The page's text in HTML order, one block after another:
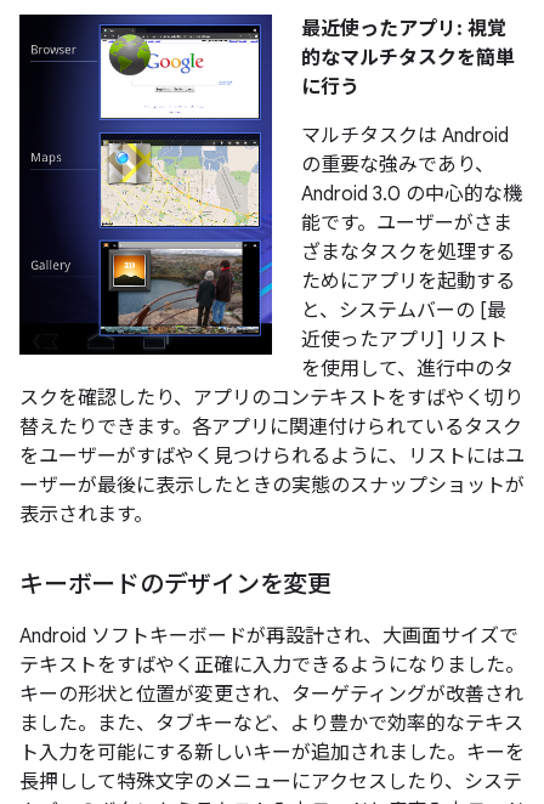
最近使ったアプリ: 視覚
的なマルチタスクを簡単
に行う
マルチタスクは Android
の重要な強みであり、
Android 3.0 の中心的な機
能です。ユーザーがさま
ざまなタスクを処理する
ためにアプリを起動する
と、システムバーの [最
近使ったアプリ] リスト
を使用して、進行中のタ
スクを確認したり、アプリのコンテキストをすばやく切り
替えたりできます。各アプリに関連付けられているタスク
をユーザーがすばやく見つけられるように、リストにはユ
ーザーが最後に表示したときの実態のスナップショットが
表示されます。
キーボードのデザインを変更
Android ソフトキーボードが再設計され、大画面サイズで
テキストをすばやく正確に入力できるようになりました。
キーの形状と位置が変更され、ターゲティングが改善され
ました。また、タブキーなど、より豊かで効率的なテキス
ト入力を可能にする新しいキーが追加されました。キーを
長押しして特殊文字のメニューにアクセスしたり、システ